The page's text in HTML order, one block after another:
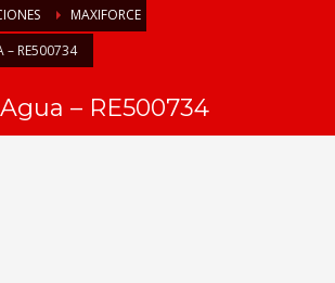
MAXIFORCE
– RE500734
– RE500734